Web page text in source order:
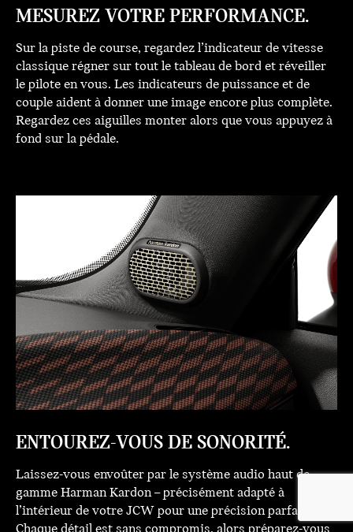
MESUREZ VOTRE PERFORMANCE.
Sur la piste de course, regardez l’indicateur de vitesse
classique régner sur tout le tableau de bord et réveiller
le pilote en vous. Les indicateurs de puissance et de
couple aident à donner une image encore plus complète.
Regardez ces aiguilles monter alors que vous appuyez à
fond sur la pédale.
ENTOUREZ-VOUS DE SONORITÉ.
Laissez-vous envoûter par le système audio haut de
gamme Harman Kardon – précisément adapté à
l’intérieur de votre JCW pour une précision parfaite.
Chaque détail est sans compromis, alors préparez-vous